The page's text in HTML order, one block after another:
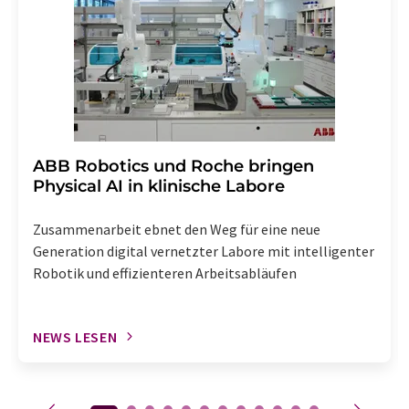
Abbestellung des entsprechenden Newsletters
enthalten.
​​​​​​​ABB Robotics und Roche bringen
Physical AI in klinische Labore
Zusammenarbeit ebnet den Weg für eine neue
Generation digital vernetzter Labore mit intelligenter
Robotik und effizienteren Arbeitsabläufen
NEWS LESEN